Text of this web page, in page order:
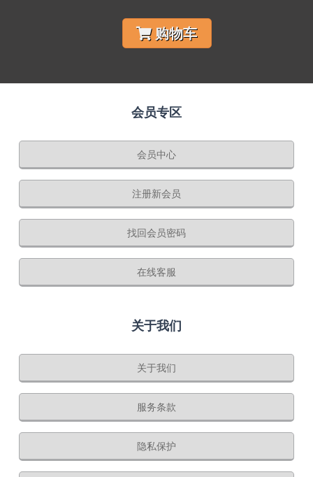
购物车
会员专区
会员中心
注册新会员
找回会员密码
在线客服
关于我们
关于我们
服务条款
隐私保护